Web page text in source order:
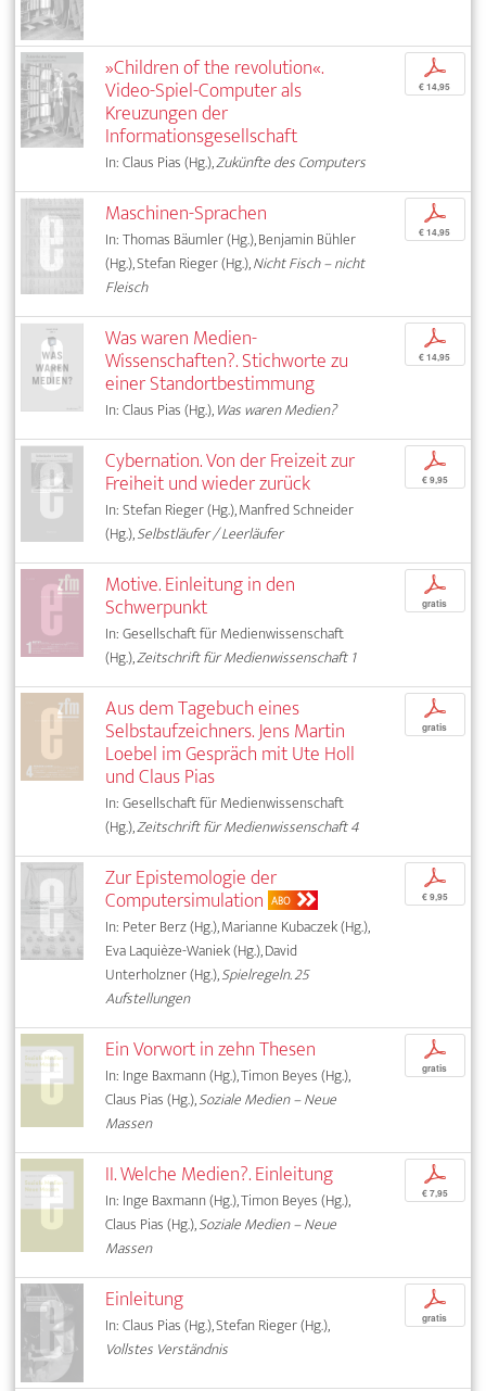
»Children of the revolution«.
Video-Spiel-Computer als
Kreuzungen der
Informationsgesellschaft
In: Claus Pias (Hg.),Zukünfte des Computers
p
€ 14,95
Maschinen-Sprachen
In: Thomas Bäumler (Hg.), Benjamin Bühler
(Hg.), Stefan Rieger (Hg.),Nicht Fisch – nicht
Fleisch
p
€ 14,95
Was waren Medien-
Wissenschaften?. Stichworte zu
einer Standortbestimmung
In: Claus Pias (Hg.),Was waren Medien?
p
€ 14,95
Cybernation. Von der Freizeit zur
Freiheit und wieder zurück
In: Stefan Rieger (Hg.), Manfred Schneider
(Hg.),Selbstläufer / Leerläufer
p
€ 9,95
Motive. Einleitung in den
Schwerpunkt
In: Gesellschaft für Medienwissenschaft
(Hg.),Zeitschrift für Medienwissenschaft 1
p
gratis
Aus dem Tagebuch eines
Selbstaufzeichners. Jens Martin
Loebel im Gespräch mit Ute Holl
und Claus Pias
In: Gesellschaft für Medienwissenschaft
(Hg.),Zeitschrift für Medienwissenschaft 4
p
gratis
Zur Epistemologie der
Computersimulation ABO
In: Peter Berz (Hg.), Marianne Kubaczek (Hg.),
Eva Laquièze-Waniek (Hg.), David
Unterholzner (Hg.),Spielregeln. 25
Aufstellungen
p
€ 9,95
Ein Vorwort in zehn Thesen
In: Inge Baxmann (Hg.), Timon Beyes (Hg.),
Claus Pias (Hg.),Soziale Medien – Neue
Massen
p
gratis
II. Welche Medien?. Einleitung
In: Inge Baxmann (Hg.), Timon Beyes (Hg.),
Claus Pias (Hg.),Soziale Medien – Neue
Massen
p
€ 7,95
Einleitung
In: Claus Pias (Hg.), Stefan Rieger (Hg.),
Vollstes Verständnis
p
gratis